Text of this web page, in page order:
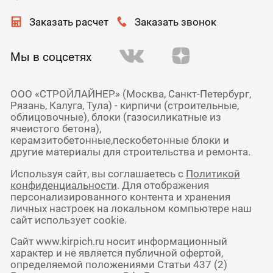
Заказать расчет Заказать звонок
Мы в соцсетях
ООО «СТРОЙЛАЙНЕР» (Москва, Санкт-Петербург,
Рязань, Калуга, Тула) - кирпичи (строительные,
облицовочные), блоки (газосиликатные из
ячеистого бетона),
керамзитобетонные,пескобетонные блоки и
другие материалы для строительства и ремонта.
Используя сайт, вы соглашаетесь с Политикой
конфиденциальности. Для отображения
персонализированного контента и хранения
личных настроек на локальном компьютере наш
сайт использует cookie.
Сайт www.kirpich.ru носит информационный
характер и не является публичной офертой,
определяемой положениями Статьи 437 (2)